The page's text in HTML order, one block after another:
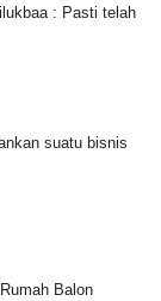
: Pasti telah
suatu bisnis
Balon